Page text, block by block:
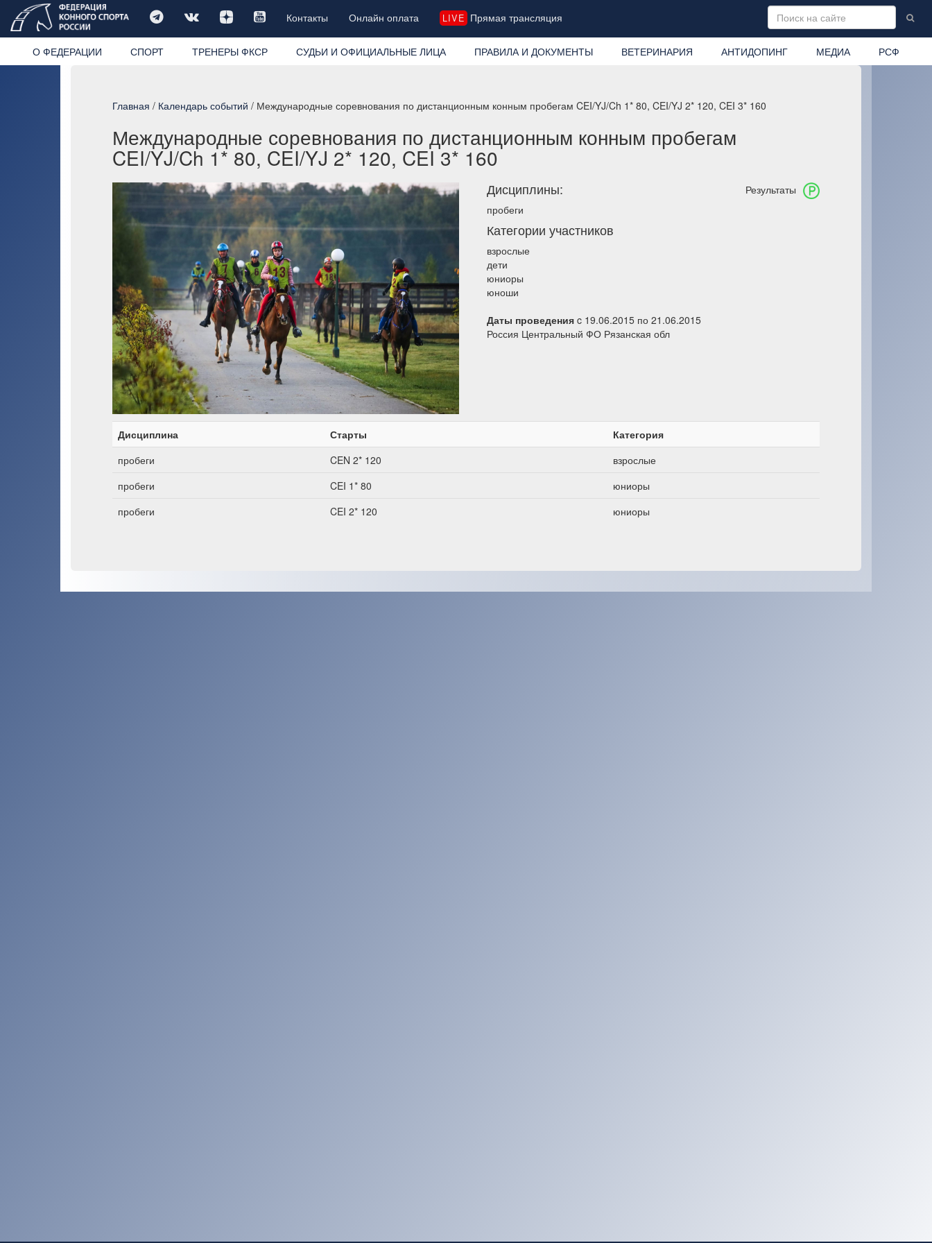
Контакты Онлайн оплата LIVE Прямая трансляция
О ФЕДЕРАЦИИ СПОРТ ТРЕНЕРЫ ФКСР СУДЬИ И ОФИЦИАЛЬНЫЕ ЛИЦА ПРАВИЛА И ДОКУМЕНТЫ ВЕТЕРИНАРИЯ АНТИДОПИНГ МЕДИА РСФ
Главная / Календарь событий / Международные соревнования по дистанционным конным пробегам CEI/YJ/Ch 1* 80, CEI/YJ 2* 120, CEI 3* 160
Международные соревнования по дистанционным конным пробегам
CEI/YJ/Ch 1* 80, CEI/YJ 2* 120, CEI 3* 160
Результаты
Дисциплины:
пробеги
Категории участников
взрослые
дети
юниоры
юноши
Даты проведения c 19.06.2015 по 21.06.2015
Россия Центральный ФО Рязанская обл
Дисциплина Старты
Категория
пробеги
CEN 2* 120
взрослые
пробеги
CEI 1* 80
юниоры
пробеги
CEI 2* 120 юниоры